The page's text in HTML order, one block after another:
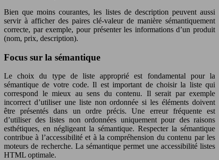
Bien que moins courantes, les listes de description peuvent aussi
servir à afficher des paires clé-valeur de manière sémantiquement
correcte, par exemple, pour présenter les informations d’un produit
(nom, prix, description).
Focus sur la sémantique
Le choix du type de liste approprié est fondamental pour la
sémantique de votre code. Il est important de choisir la liste qui
correspond le mieux au sens du contenu. Il serait par exemple
incorrect d’utiliser une liste non ordonnée si les éléments doivent
être présentés dans un ordre précis. Une erreur fréquente est
d’utiliser des listes non ordonnées uniquement pour des raisons
esthétiques, en négligeant la sémantique. Respecter la sémantique
contribue à l’accessibilité et à la compréhension du contenu par les
moteurs de recherche. La sémantique permet une accessibilité listes
HTML optimale.